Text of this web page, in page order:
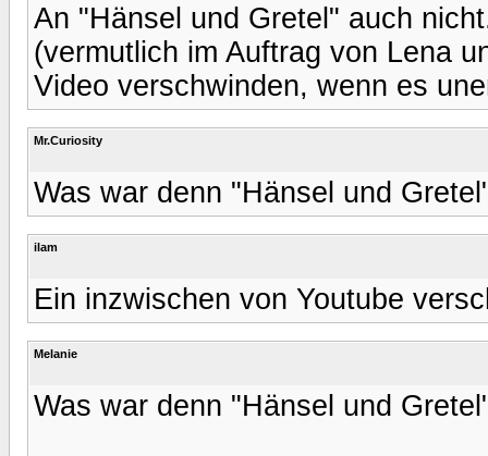
An "Hänsel und Gretel" auch
(vermutlich im Auftrag von Lena
Video verschwinden, wenn es
Mr.Curiosity
Was war denn "Hänsel und
ilam
Ein inzwischen von Youtube
Melanie
Was war denn "Hänsel und